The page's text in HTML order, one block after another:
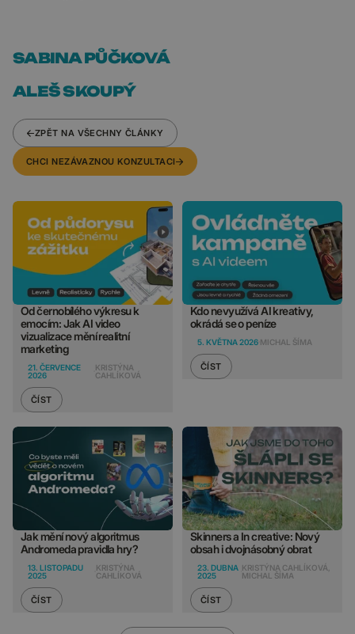
SABINA PŮČKOVÁ
ALEŠ SKOUPÝ
ZPĚT NA VŠECHNY ČLÁNKY
CHCI NEZÁVAZNOU KONZULTACI
Od černobílého výkresu k
emocím: Jak AI video
vizualizace mění realitní
marketing
21. ČERVENCE
2026
KRISTÝNA
CAHLÍKOVÁ
ČÍST
Kdo nevyužívá AI kreativy,
okrádá se o peníze
5. KVĚTNA 2026 MICHAL ŠÍMA
ČÍST
Jak mění nový algoritmus
Andromeda pravidla hry?
13. LISTOPADU
2025
KRISTÝNA
CAHLÍKOVÁ
ČÍST
Skinners a In creative: Nový
obsah i dvojnásobný obrat
23. DUBNA
2025
KRISTÝNA CAHLÍKOVÁ,
MICHAL ŠÍMA
ČÍST